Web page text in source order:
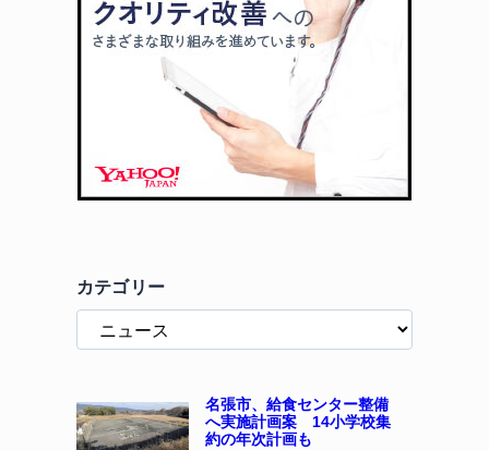
カテゴリー
名張市、給食センター整備
へ実施計画案 14小学校集
約の年次計画も